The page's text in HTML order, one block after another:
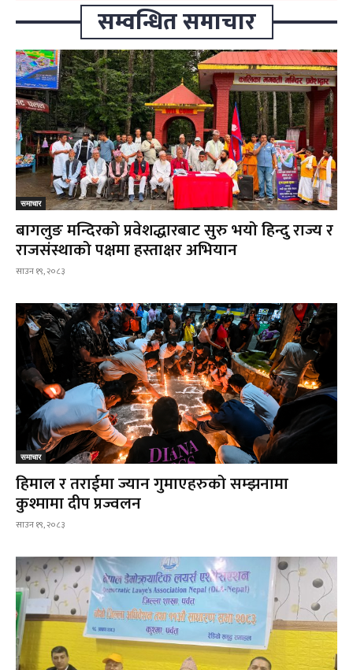
सम्वन्धित समाचार
समाचार
बागलुङ मन्दिरको प्रवेशद्धारबाट सुरु भयो हिन्दु राज्य र
राजसंस्थाको पक्षमा हस्ताक्षर अभियान
साउन १९, २०८३
समाचार
हिमाल र तराईमा ज्यान गुमाएहरुको सम्झनामा
कुश्मामा दीप प्रज्वलन
साउन १९, २०८३